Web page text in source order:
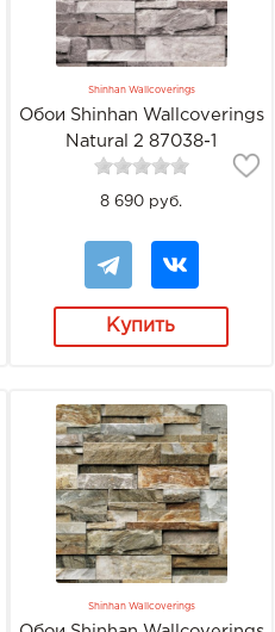
Shinhan Wallcoverings
Обои Shinhan Wallcoverings
Natural 2 87038-1
8 690 руб.
Купить
Shinhan Wallcoverings